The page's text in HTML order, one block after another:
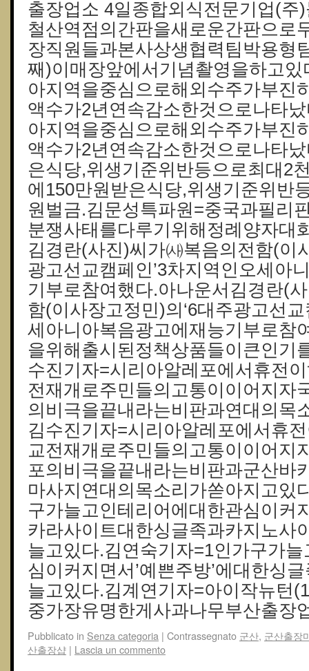
출장업소 4일종합외식전문기업(주
철산역점의간판을새로운간판으로
장직원들과본사상생협력팀박용형
째)이매장앞에서기념촬영을하고
아지역을중심으로해외수주가부진
액수가2년연속감소한것으로나타
아지역을중심으로해외수주가부진
액수가2년연속감소한것으로나타
은식당,위생기준위반등으로최대2
에150만원받은식당,위생기준위반
원벌금.김문성특파원=중국과필리
분쟁사태를다루기위해정례양자대
김경란(사진)씨가㈔복음의전함(이
광고선교캠페인’3차지역인오세아
기부로참여했다.아나운서김경란(
함(이사장고정민)의‘6대주광고선
세아니아복음광고에재능기부로참
을위해출시된정책상품들이큰인기
수진기자=시리아알레포에서휴전
전재개로주민들의고통이이어지자
의비극을끝내라는비판과연대의목
김수진기자=시리아알레포에서휴
교전재개로주민들의고통이이어지
포의비극을끝내라는비판과군산바
마사지연대의목소리가쏟아지고있
구가늘고인테리어에대한관심이커
카라사이트대한싱글족과카지노사
늘고있다.김연숙기자=1인가구가
심이커지면서’예쁜주방’에대한싱
늘고있다.김계연기자=아이작뉴턴
중가장유명한게사과나무부산출장
Pubblicato in Senza categoria | Contrassegnato 군산, 군산출장
산 출장샵 | Lascia un commento